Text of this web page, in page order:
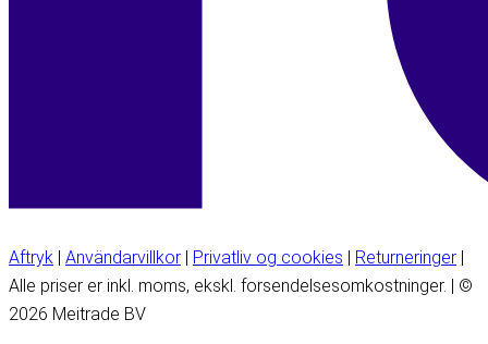
Aftryk | Användarvillkor | Privatliv og cookies | Returneringer |
Alle priser er inkl. moms, ekskl. forsendelsesomkostninger. | ©
2026 Meitrade BV